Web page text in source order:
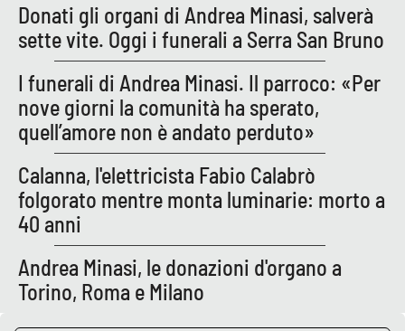
Le perfidie di Antonella Grippo
Venti di comunicazione
STREAMING
LaC TV
LaC Network
LaC OnAir
Donati gli organi di Andrea Minasi, salverà
sette vite. Oggi i funerali a Serra San Bruno
I funerali di Andrea Minasi. Il parroco: «Per
nove giorni la comunità ha sperato,
quell’amore non è andato perduto»
Calanna, l'elettricista Fabio Calabrò
folgorato mentre monta luminarie: morto a
40 anni
Andrea Minasi, le donazioni d'organo a
Torino, Roma e Milano